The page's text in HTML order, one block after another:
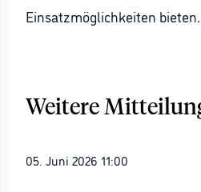
Einsatzmöglichkeiten bieten.
Weitere
05. Juni 2026 11:00